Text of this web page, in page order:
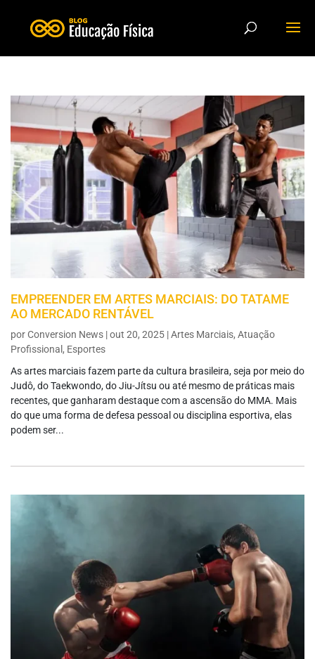
EMPREENDER EM ARTES MARCIAIS: DO TATAME
AO MERCADO RENTÁVEL
porConversion News |out 20, 2025 |Artes Marciais, Atuação
Profissional , Esportes
As artes marciais fazem parte da cultura brasileira, seja por meio do
Judô, do Taekwondo, do Jiu-Jítsu ou até mesmo de práticas mais
recentes, que ganharam destaque com a ascensão do MMA. Mais
do que uma forma de defesa pessoal ou disciplina esportiva, elas
podem ser...